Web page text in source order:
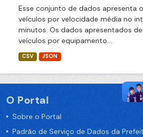
Esse conjunto de dados apresenta
veículos por velocidade média no
minutos. Os dados apresentados
veículos por equipamento...
CSV JSON
O Portal
Sobre o Portal
Padrão de Serviço de Dados da